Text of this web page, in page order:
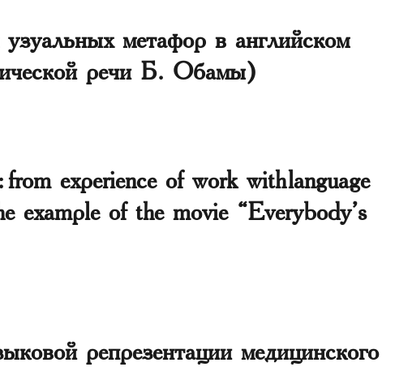
метафор в английском
речи Б. Обамы)
experience of work with language
example of the movie “Everybody’s
репрезентации медицинского